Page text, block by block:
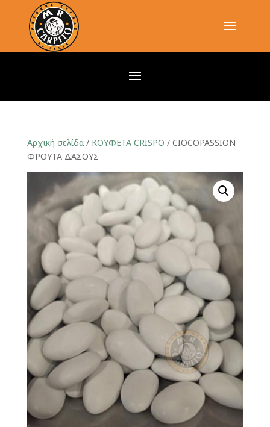
Αρχική σελίδα/ ΚΟΥΦΕΤΑ CRISPO / CIOCΟPASSION
ΦΡΟΥΤΑ ΔΑΣΟΥΣ